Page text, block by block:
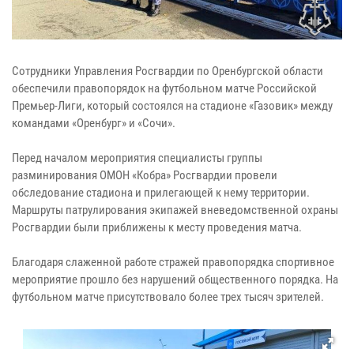
Сотрудники Управления Росгвардии по Оренбургской области
обеспечили правопорядок на футбольном матче Российской
Премьер-Лиги, который состоялся на стадионе «Газовик» между
командами «Оренбург» и «Сочи».
Перед началом мероприятия специалисты группы
разминирования ОМОН «Кобра» Росгвардии провели
обследование стадиона и прилегающей к нему территории.
Маршруты патрулирования экипажей вневедомственной охраны
Росгвардии были приближены к месту проведения матча.
Благодаря слаженной работе стражей правопорядка спортивное
мероприятие прошло без нарушений общественного порядка. На
футбольном матче присутствовало более трех тысяч зрителей.